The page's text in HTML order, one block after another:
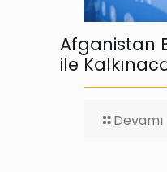
Afganistan
ile
Devamı